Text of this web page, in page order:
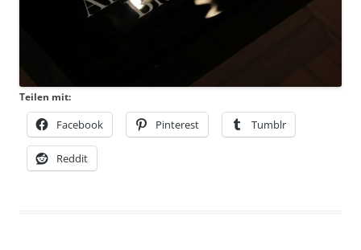
Teilen mit:
Facebook Pinterest Tumblr
Reddit